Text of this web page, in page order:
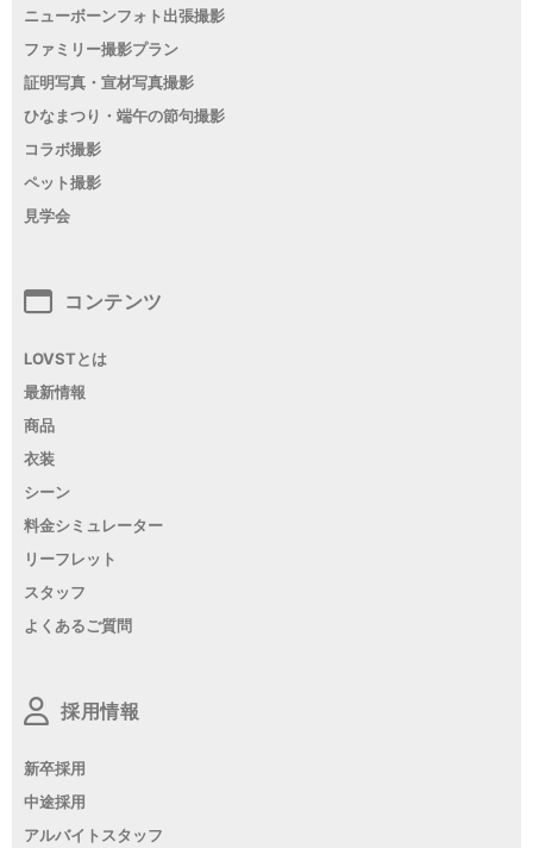
ニューボーンフォト出張撮影
ファミリー撮影プラン
証明写真・宣材写真撮影
ひなまつり・端午の節句撮影
コラボ撮影
ペット撮影
見学会
コンテンツ
LOVSTとは
最新情報
商品
衣装
シーン
料金シミュレーター
リーフレット
スタッフ
よくあるご質問
採用情報
新卒採用
中途採用
アルバイトスタッフ